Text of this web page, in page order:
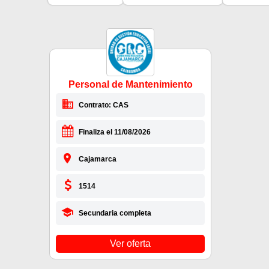
Personal de Mantenimiento
Contrato: CAS
Finaliza el 11/08/2026
Cajamarca
1514
Secundaria completa
Ver oferta